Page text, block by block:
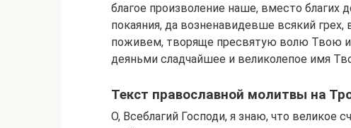
благое произволение наше, вместо благих
покаяния, да возненавидевше всякий
поживем, творяще пресвятую волю Твою
деяньми сладчайшее и великолепое имя
Текст православной молитвы на
О, Всеблагий Господи, я знаю, что великое